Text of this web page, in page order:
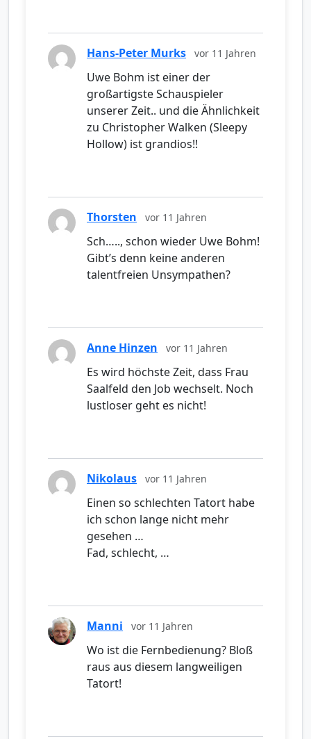
Hans-Peter Murks vor 11 Jahren
Uwe Bohm ist einer der
großartigste Schauspieler
unserer Zeit.. und die Ähnlichkeit
zu Christopher Walken (Sleepy
Hollow) ist grandios!!
Thorsten vor 11 Jahren
Sch….., schon wieder Uwe Bohm!
Gibt’s denn keine anderen
talentfreien Unsympathen?
Anne Hinzen vor 11 Jahren
Es wird höchste Zeit, dass Frau
Saalfeld den Job wechselt. Noch
lustloser geht es nicht!
Nikolaus vor 11 Jahren
Einen so schlechten Tatort habe
ich schon lange nicht mehr
gesehen …
Fad, schlecht, …
Manni vor 11 Jahren
Wo ist die Fernbedienung? Bloß
raus aus diesem langweiligen
Tatort!